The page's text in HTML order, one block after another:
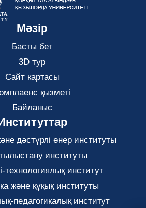
Мәзір
Басты бет
3D тур
Сайт картасы
қызметі
Байланыс
дәстүрлі өнер институты
институты
технологиялық институт
және құқық институты
педагогикалық институт